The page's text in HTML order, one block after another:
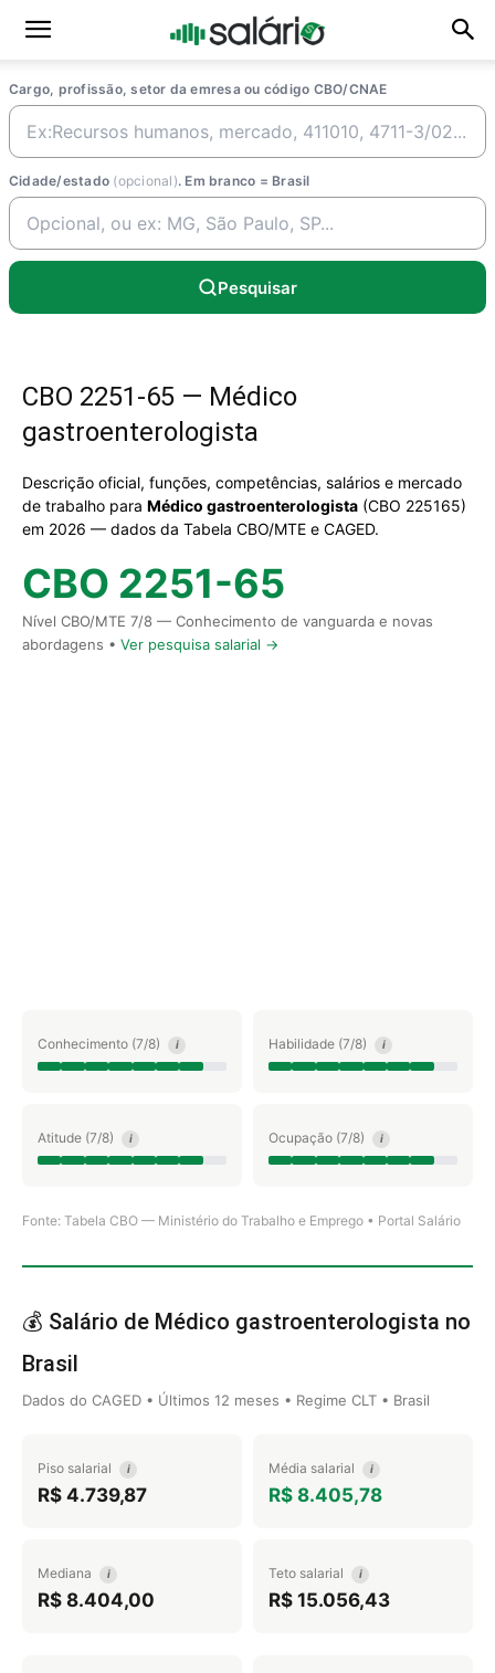
Cargo, profissão, setor da emresa ou código CBO/CNAE
Cidade/estado (opcional). Em branco = Brasil
Pesquisar
CBO 2251-65 — Médico
gastroenterologista
Descrição oficial, funções, competências, salários e mercado
de trabalho para Médico gastroenterologista (CBO 225165)
em 2026 — dados da Tabela CBO/MTE e CAGED.
CBO 2251-65
Nível CBO/MTE 7/8 — Conhecimento de vanguarda e novas
abordagens • Ver pesquisa salarial →
Conhecimento (7/8) i Habilidade (7/8) i
Atitude (7/8) i Ocupação (7/8) i
Fonte: Tabela CBO — Ministério do Trabalho e Emprego • Portal Salário
💰 Salário de Médico gastroenterologista no
Brasil
Dados do CAGED • Últimos 12 meses • Regime CLT • Brasil
Piso salarial i
R$ 4.739,87
Média salarial i
R$ 8.405,78
Mediana i
R$ 8.404,00
Teto salarial i
R$ 15.056,43